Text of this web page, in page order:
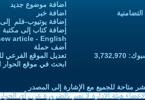
اضافة موضوع جديد
اضافة خبر
إضافة يوتيوب-فلم
إضافة كتاب إلى مكتبة
article - English
أضف حملة
تعديل الموقع الفرعي
ابحث في موقع الحوار
متاحة للجميع مع الإشارة إلى المصدر
هيئة الادارة لا تعبر بالضرورة عن رأي